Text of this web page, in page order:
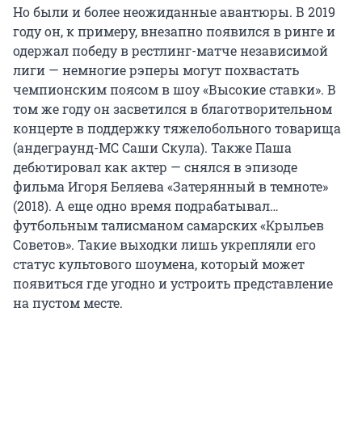
Но были и более неожиданные авантюры. В 2019
году он, к примеру, внезапно появился в ринге и
одержал победу в рестлинг-матче независимой
лиги — немногие рэперы могут похвастать
чемпионским поясом в шоу «Высокие ставки». В
том же году он засветился в благотворительном
концерте в поддержку тяжелобольного товарища
(андеграунд-МС Саши Скула). Также Паша
дебютировал как актер — снялся в эпизоде
фильма Игоря Беляева «Затерянный в темноте»
(2018). А еще одно время подрабатывал…
футбольным талисманом самарских «Крыльев
Советов». Такие выходки лишь укрепляли его
статус культового шоумена, который может
появиться где угодно и устроить представление
на пустом месте.